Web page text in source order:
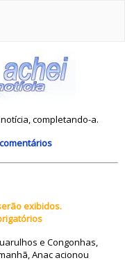
completando-a.
exibidos.
e Congonhas,
Anac acionou